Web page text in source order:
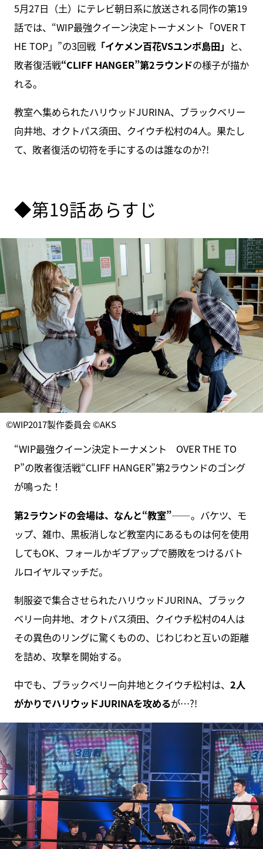
5月27日（土）にテレビ朝日系に放送される同作の第19
話では、“WIP最強クイーン決定トーナメント「OVER T
HE TOP」”の3回戦「イケメン百花VSユンボ島田」 と、
敗者復活戦“CLIFF HANGER”第2ラウンドの様子が描か
れる。
教室へ集められたハリウッドJURINA、ブラックベリー
向井地、オクトパス須田、クイウチ松村の4人。果たし
て、敗者復活の切符を手にするのは誰なのか?!
◆第19話あらすじ
©WIP2017製作委員会 ©AKS
“WIP最強クイーン決定トーナメント OVER THE TO
P”の敗者復活戦“CLIFF HANGER”第2ラウンドのゴング
が鳴った！
第2ラウンドの会場は、なんと“教室”――。バケツ、モ
ップ、雑巾、黒板消しなど教室内にあるものは何を使用
してもOK、フォールかギブアップで勝敗をつけるバト
ルロイヤルマッチだ。
制服姿で集合させられたハリウッドJURINA、ブラック
ベリー向井地、オクトパス須田、クイウチ松村の4人は
その異色のリングに驚くものの、じわじわと互いの距離
を詰め、攻撃を開始する。
中でも、ブラックベリー向井地とクイウチ松村は、 2人
がかりでハリウッドJURINAを攻めるが…?!